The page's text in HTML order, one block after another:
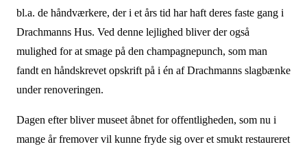
bl.a. de håndværkere, der i et års tid har haft deres faste gang i
Drachmanns Hus. Ved denne lejlighed bliver der også
mulighed for at smage på den champagnepunch, som man
fandt en håndskrevet opskrift på i én af Drachmanns slagbænke
under renoveringen.
Dagen efter bliver museet åbnet for offentligheden, som nu i
mange år fremover vil kunne fryde sig over et smukt restaureret